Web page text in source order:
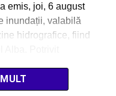
emis, joi, 6 august
inundații, valabilă
hidrografice, fiind